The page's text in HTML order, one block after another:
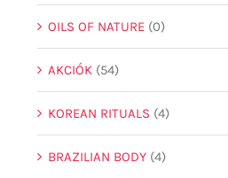
OILS OF NATURE (0)
AKCIÓK (54)
KOREAN RITUALS (4)
BRAZILIAN BODY (4)